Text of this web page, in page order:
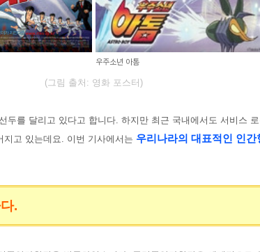
우주소년 아톰
(그림 출처: 영화 포스터)
두를 달리고 있다고 합니다. 하지만 최근 국내에서도 서비스
고 있는데요. 이번 기사에서는 우리나라의 대표적인 인간
.